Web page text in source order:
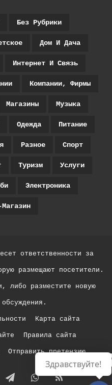
Без Рубрики
Дом И Дача
Интернет И Связь
Компании, Фирмы
Магазины Музыка
Одежда Питание
Разное Спорт
Туризм Услуги
Электроника
ответственности за
размещают посетители.
либо разместите новую
Карта сайта
Правила сайта
Отправить претензию
TelegramWhatsApp
RSS
Здравствуйте!